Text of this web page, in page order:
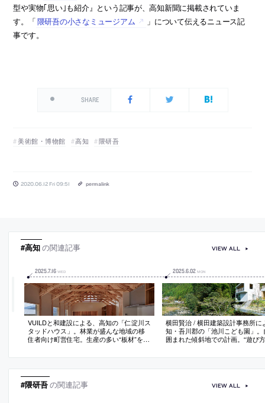
型や実物｢思い｣も紹介』という記事が、高知新聞に掲載されていま
す。「隈研吾の小さなミュージアム
」について伝えるニュース記
事です。
SHARE
美術館・博物館 高知 隈研吾
2020.06.12 Fri 09:51 permalink
#高知の関連記事
2025.7.16 WED
VUILDと和建設による、高知の「仁淀川ス
タッドハウス」。林業が盛んな地域の移
住者向け町営住宅。生産の多い“板材”を活
し、“30×105mmの間柱材”を主として造る
スを実現し経済循環にも貢献
2025.6.02 MON
横田賢治 / 横田建築設計事務所に
知・吾川郡の「池川こども園」。
囲まれた傾斜地での計画。“遊び
遊性のある“大きなアスレチック”
と園庭の安全性を向上させる配置
VIEW ALL
#隈研吾の関連記事 VIEW ALL